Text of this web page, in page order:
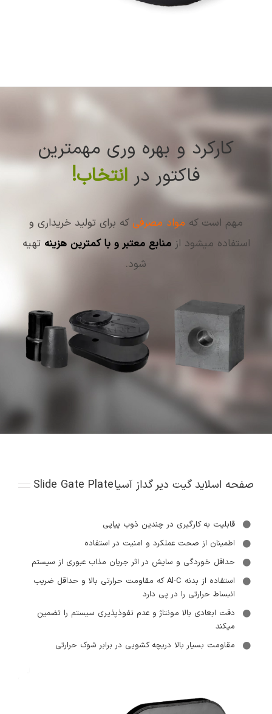
کارکرد و بهره وری مهمترین
فاکتور در انتخاب!
مهم است که مواد مصرفیکه برای تولید خریداری و
استفاده میشود از منابع معتبر و با کمترین هزینه تهیه
شود.
صفحه اسلاید گیت دیر گداز آسیا
قابلیت به کارگیری در چندین ذوب پیاپی
اطمینان از صحت عملکرد و امنیت در استفاده
حداقل خوردگی و سایش در اثر جریان مذاب عبوری از سیستم
استفاده از بدنه Al-C که مقاومت حرارتی بالا و حداقل ضریب
انبساط حرارتی را در پی دارد
دقت ابعادی بالا مونتاژ و عدم نفوذپذیری سیستم را تضمین
میکند
مقاومت بسیار بالا دریچه کشویی در برابر شوک حرارتی